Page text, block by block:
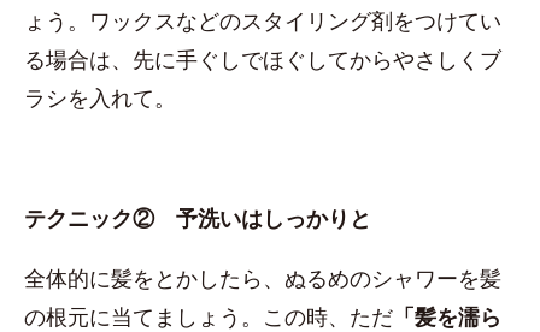
ょう。ワックスなどのスタイリング剤をつけてい
る場合は、先に手ぐしでほぐしてからやさしくブ
ラシを入れて。
テクニック② 予洗いはしっかりと
全体的に髪をとかしたら、ぬるめのシャワーを髪
の根元に当てましょう。この時、ただ 「髪を濡ら